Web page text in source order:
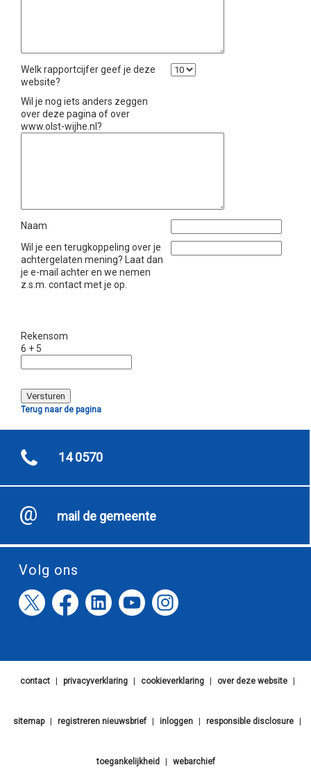
Welk rapportcijfer geef je deze
website?
Wil je nog iets anders zeggen
over deze pagina of over
www.olst-wijhe.nl?
Naam
Wil je een terugkoppeling over je
achtergelaten mening? Laat dan
je e-mail achter en we nemen
z.s.m. contact met je op.
Rekensom
6 + 5
Terug naar de pagina
14 0570
mail de gemeente
Volg ons
contact privacyverklaring cookieverklaring over deze website
sitemap registreren nieuwsbrief inloggen responsible disclosure
toegankelijkheid webarchief